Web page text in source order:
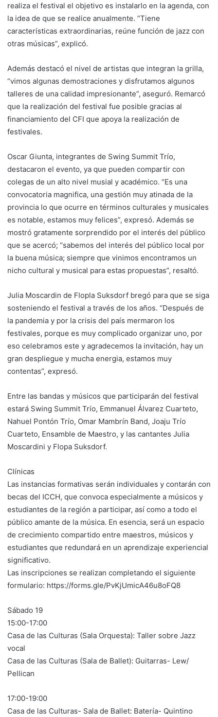
realiza el festival el objetivo es instalarlo en la agenda, con
la idea de que se realice anualmente. “Tiene
características extraordinarias, reúne función de jazz con
otras músicas”, explicó.
Además destacó el nivel de artistas que integran la grilla,
“vimos algunas demostraciones y disfrutamos algunos
talleres de una calidad impresionante”, aseguró. Remarcó
que la realización del festival fue posible gracias al
financiamiento del CFI que apoya la realización de
festivales.
Oscar Giunta, integrantes de Swing Summit Trío,
destacaron el evento, ya que pueden compartir con
colegas de un alto nivel musial y académico. “Es una
convocatoria magnifica, una gestión muy atinada de la
provincia lo que ocurre en términos culturales y musicales
es notable, estamos muy felices”, expresó. Además se
mostró gratamente sorprendido por el interés del público
que se acercó; “sabemos del interés del público local por
la buena música; siempre que vinimos encontramos un
nicho cultural y musical para estas propuestas”, resaltó.
Julia Moscardin de Flopla Suksdorf bregó para que se siga
sosteniendo el festival a través de los años. “Después de
la pandemia y por la crisis del país mermaron los
festivales, porque es muy complicado organizar uno, por
eso celebramos este y agradecemos la invitación, hay un
gran despliegue y mucha energia, estamos muy
contentas”, expresó.
Entre las bandas y músicos que participarán del festival
estará Swing Summit Trío, Emmanuel Álvarez Cuarteto,
Nahuel Pontón Trío, Omar Mambrín Band, Joaju Trío
Cuarteto, Ensamble de Maestro, y las cantantes Julia
Moscardini y Flopa Suksdorf.
Clínicas
Las instancias formativas serán individuales y contarán con
becas del ICCH, que convoca especialmente a músicos y
estudiantes de la región a participar, así como a todo el
público amante de la música. En esencia, será un espacio
de crecimiento compartido entre maestros, músicos y
estudiantes que redundará en un aprendizaje experiencial
significativo.
Las inscripciones se realizan completando el siguiente
formulario: https://forms.gle/PvKjUmicA46u8oFQ8
Sábado 19
15:00-17:00
Casa de las Culturas (Sala Orquesta): Taller sobre Jazz
vocal
Casa de las Culturas (Sala de Ballet): Guitarras- Lew/
Pellican
17:00-19:00
Casa de las Culturas- Sala de Ballet: Batería- Quintino